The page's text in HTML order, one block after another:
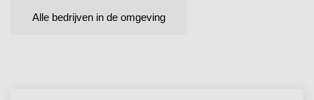
Alle bedrijven in de omgeving